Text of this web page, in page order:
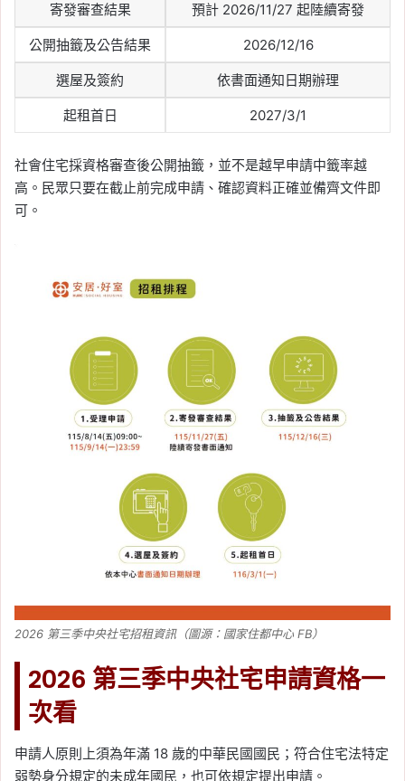
寄發審查結果 預計 2026/11/27 起陸續寄發
公開抽籤及公告結果 2026/12/16
選屋及簽約 依書面通知日期辦理
起租首日 2027/3/1
社會住宅採資格審查後公開抽籤，並不是越早申請中籤率越
高。民眾只要在截止前完成申請、確認資料正確並備齊文件即
可。
2026 第三季中央社宅招租資訊（圖源：國家住都中心 FB）
2026 第三季中央社宅申請資格一
次看
申請人原則上須為年滿 18 歲的中華民國國民；符合住宅法特定
弱勢身分規定的未成年國民，也可依規定提出申請。